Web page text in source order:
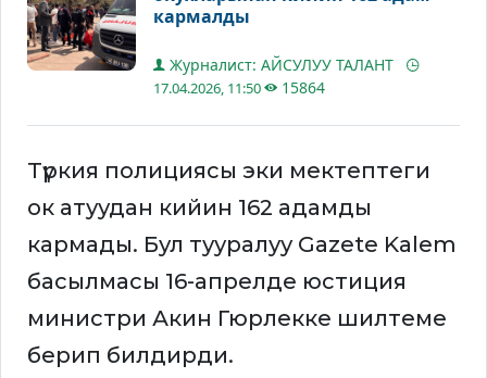
кармалды
Журналист: АЙСУЛУУ ТАЛАНТ
17.04.2026, 11:50 15864
Түркия полициясы эки мектептеги
ок атуудан кийин 162 адамды
кармады. Бул тууралуу Gazete Kalem
басылмасы 16-апрелде юстиция
министри Акин Гюрлекке шилтеме
берип билдирди.